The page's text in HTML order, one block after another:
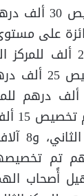
يذكر أنه تم
للمركز الثاني، و20
ألف للثاني، و15
و10
درهم تم